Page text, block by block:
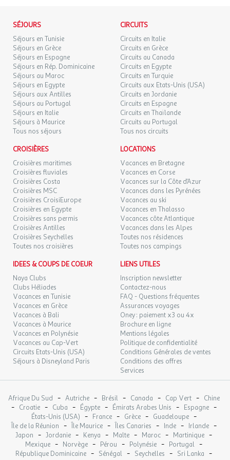
divertir : terrains de pétanque, concours de volley-ball, séances
de yoga, ainsi que des raquettes, du mölkky et des jeux de cartes
à votre disposition.
Desaires de jeux extérieures sont à la disposition des
accompagnées de jeux de société et de livres pour leurs moments
de détente. Une équipe de professionnels propose également un
programmed'activités
, à découvrir à la réception. Une zone
spéciale est réservée aux
adolescents, pour qu'ils puissent
s'amuser entre eux en toute tranquillité.
Nous mettons à votre disposition un large choixd'équipements
pagaies, balles de tennis de table, ballons de volley et de football,
jeu de Molkky, boules de pétanque, ainsi que des jeux de cartes et
de société.
Pour savourer pleinement l'air frais, des tables de pique-nique
sont mises à votre disposition.
Côtéservices, vous avez également la possibilité de louer un
barbecue à l'accueil ou d'utiliser le vôtre.
Nous vous demandons de faire preuve de la plus grande
prudence lors de leur utilisation et de vous assurer qu'ils soient
complètement éteints après chaque usage. Les barbecues
Le Camping Liberté Verdon s'inscrit dans une démarche
d'alimentation
. En plus d'offrir un potager
partagé aux campeurs, la démarche responsable se traduit par la
présence d'une supérette de pâtes et de riz en vrac, privilégiant la
qualité tout en maintenant des prix abordables.
Le camping vise à encourager l'utilisation responsable des
excédents alimentaires avec le concept des " repas suspendus ".
Cette initiative permet aux campeurs qui partent de partager leur
surplus avec les nouveaux arrivants, créant ainsi un esprit local
gouvernementales et fait le maximum pour vous accueillir dans
les meilleures conditions. Cependant certaines prestations
peuvent être limitées ou indisponibles.
Mobil-home 3 pièces 5 personnes
l'agence et le voyagiste ne pourraient être considérés comme
responsables en cas de refus d'entrée sur le territoire par les
autorités locales. L'autorisation de sortie du territoire est
nécessaire pour tout mineur voyageant sans l'un de ses parents
titulaires de l'autorité parentale.
Exactitude des identités :
Les voyageurs doivent s'assurer de l'exactitude des identités
(noms de famille, nom de naissance, prénom, date de naissance,
etc.) de chaque participants au voyage.
SÉJOURS
Séjours en Tunisie
Séjours en Grèce
Séjours en Espagne
Séjours en Rép. Dominicaine
Séjours au Maroc
Séjours en Egypte
Séjours aux Antilles
Séjours au Portugal
Séjours en Italie
Séjours à Maurice
Tous nos séjours
CIRCUITS
Circuits en Italie
Circuits en Grèce
Circuits au Canada
Circuits en Egypte
Circuits en Turquie
Circuits aux Etats-Unis (USA)
Circuits en Jordanie
Circuits en Espagne
Circuits en Thaïlande
Circuits au Portugal
Tous nos circuits
CROISIÈRES
Croisières maritimes
Croisières fluviales
Croisières Costa
Croisières MSC
Croisières CroisiEurope
Croisières en Egypte
Croisières sans permis
Croisières Antilles
Croisières Seychelles
Toutes nos croisières
LOCATIONS
Vacances en Bretagne
Vacances en Corse
Vacances sur la Côte d'Azur
Vacances dans les Pyrénées
Vacances au ski
Vacances en Thalasso
Vacances côte Atlantique
Vacances dans les Alpes
Toutes nos résidences
Toutes nos campings
IDEES & COUPS DE COEUR
Naya Clubs
Clubs Héliades
Vacances en Tunisie
Vacances en Grèce
Vacances à Bali
Vacances à Maurice
Vacances en Polynésie
Vacances au Cap-Vert
Circuits Etats-Unis (USA)
Séjours à Disneyland Paris
LIENS UTILES
Inscription newsletter
Contactez-nous
FAQ - Questions fréquentes
Assurances voyages
Oney : paiement x3 ou 4x
Brochure en ligne
Mentions légales
Politique de confidentialité
Conditions Générales de ventes
Conditions des offres
Services
Afrique Du Sud - Autriche - Brésil - Canada - Cap Vert - Chine
- Croatie - Cuba - Égypte - Émirats Arabes Unis - Espagne -
États-Unis (USA) - France - Grèce - Guadeloupe -
Île de la Réunion - Île Maurice - Îles Canaries - Inde - Irlande -
Japon - Jordanie - Kenya - Malte - Maroc - Martinique -
Mexique - Norvège - Pérou - Polynésie - Portugal -
République Dominicaine - Sénégal - Seychelles - Sri Lanka -